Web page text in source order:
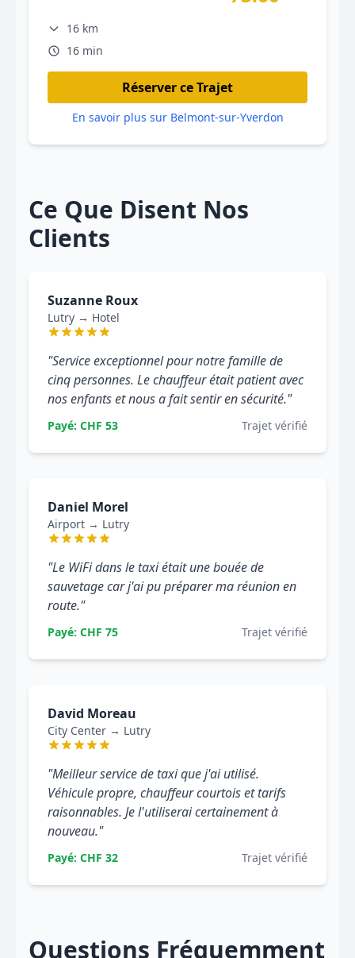
16 km
16 min
Réserver ce Trajet
En savoir plus sur Belmont-sur-Yverdon
Ce Que Disent Nos
Clients
Suzanne Roux
Lutry → Hotel
"Service exceptionnel pour notre famille de
cinq personnes. Le chauffeur était patient avec
nos enfants et nous a fait sentir en sécurité."
Payé: CHF 53 Trajet vérifié
Daniel Morel
Airport → Lutry
"Le WiFi dans le taxi était une bouée de
sauvetage car j'ai pu préparer ma réunion en
route."
Payé: CHF 75 Trajet vérifié
David Moreau
City Center → Lutry
"Meilleur service de taxi que j'ai utilisé.
Véhicule propre, chauffeur courtois et tarifs
raisonnables. Je l'utiliserai certainement à
nouveau."
Payé: CHF 32 Trajet vérifié
Questions Fréquemment